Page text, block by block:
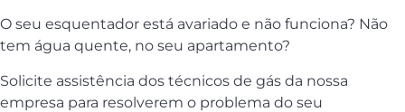
O seu esquentador está avariado e não funciona? Não
tem água quente, no seu apartamento?
Solicite assistência dos técnicos de gás da nossa
empresa para resolverem o problema do seu